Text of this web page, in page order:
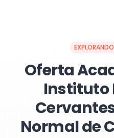
Oferta
Instituto
Normal de